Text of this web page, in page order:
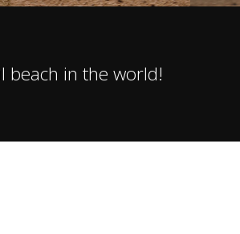
beach in the world!